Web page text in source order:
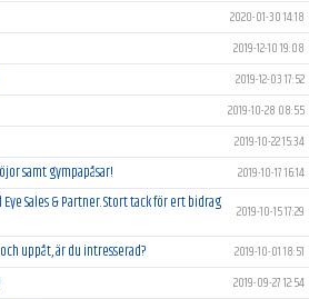
2020-01-30 14:18
2019-12-10 19:08
2019-12-03 17:52
2019-10-28 08:55
2019-10-22 15:34
samt gympapåsar! 2019-10-17 16:14
Sales & Partner. Stort tack för ert bidrag
2019-10-15 17:29
uppåt, är du intresserad? 2019-10-01 18:51
2019-09-27 12:54